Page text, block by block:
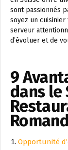
sont passionnés
soyez un
serveur
d’évoluer et de
9
dans le
Opportunité